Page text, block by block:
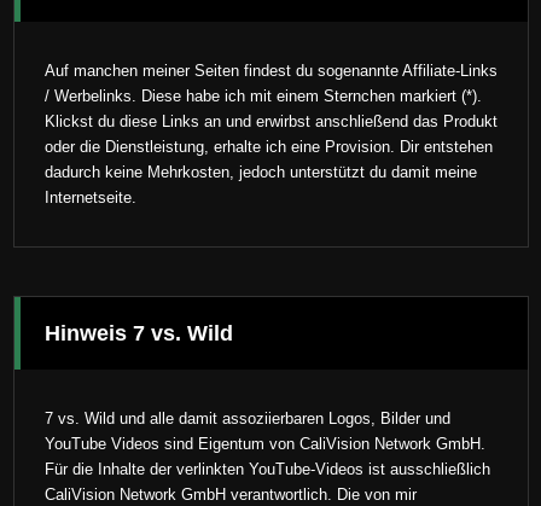
Auf manchen meiner Seiten findest du sogenannte Affiliate-Links
/ Werbelinks. Diese habe ich mit einem Sternchen markiert (*).
Klickst du diese Links an und erwirbst anschließend das Produkt
oder die Dienstleistung, erhalte ich eine Provision. Dir entstehen
dadurch keine Mehrkosten, jedoch unterstützt du damit meine
Internetseite.
Hinweis 7 vs. Wild
7 vs. Wild und alle damit assoziierbaren Logos, Bilder und
YouTube Videos sind Eigentum von CaliVision Network GmbH.
Für die Inhalte der verlinkten YouTube-Videos ist ausschließlich
CaliVision Network GmbH verantwortlich. Die von mir